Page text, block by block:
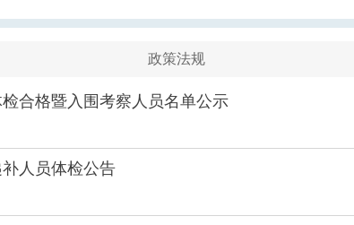
政策法规
合格暨入围考察人员名单公示
人员体检公告